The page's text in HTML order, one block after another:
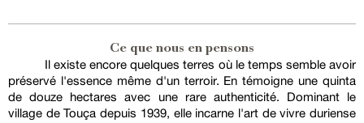
Ce que nous en pensons
Il existe encore quelques terres où le temps semble avoir
préservé l'essence même d'un terroir. En témoigne une quinta
de douze hectares avec une rare authenticité. Dominant le
village de Touça depuis 1939, elle incarne l'art de vivre duriense